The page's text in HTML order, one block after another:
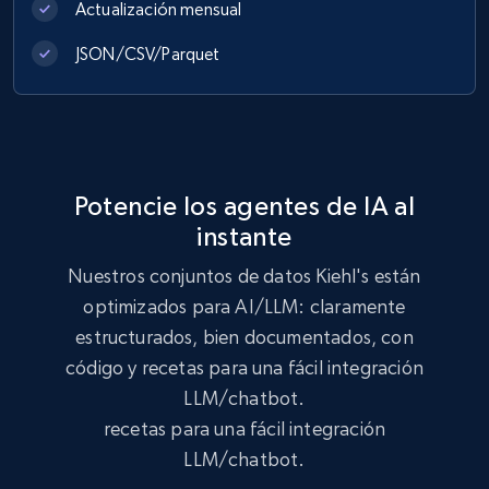
Lowes.com
URL, Domain, Marketplace pn, Sku, Other pn,
Model number, Gtin ean pn, Product name, and
Actualización mensual
JSON/CSV/Parquet
Potencie los agentes de IA al
instante
Nuestros conjuntos de datos Kiehl's están
optimizados para AI/LLM: claramente
estructurados, bien documentados, con
código y recetas para una fácil integración
LLM/chatbot.
recetas para una fácil integración
LLM/chatbot.